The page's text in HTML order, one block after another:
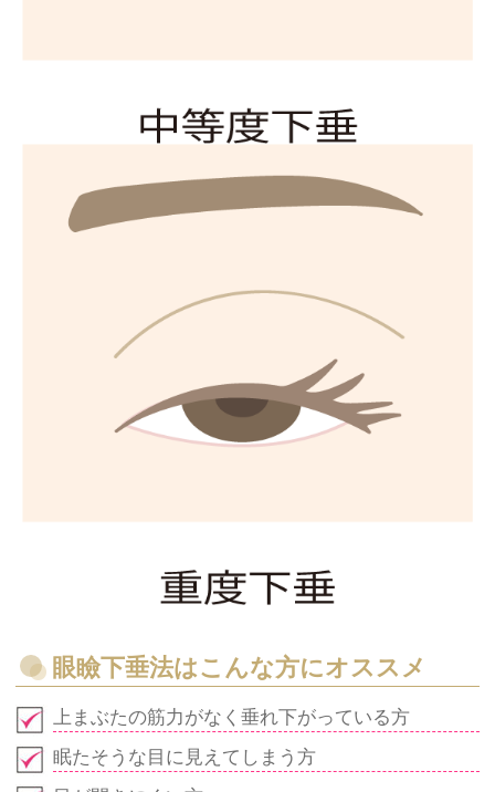
眼瞼下垂法はこんな方にオススメ
上まぶたの筋力がなく垂れ下がっている方
眠たそうな目に見えてしまう方